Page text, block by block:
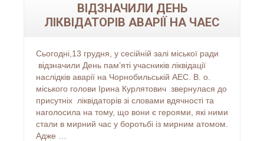
ВІДЗНАЧИЛИ ДЕНЬ
ЛІКВІДАТОРІВ АВАРІЇ НА ЧАЕС
Сьогодні,13 грудня, у сесійній залі міської ради
відзначили День пам’яті учасників ліквідації
наслідків аварії на Чорнобильській АЕС. В. о.
міського голови Ірина Курлятович звернулася до
присутніх ліквідаторів зі словами вдячності та
наголосила на тому, що вони є героями, які ними
стали в мирний час у боротьбі із мирним атомом.
Адже …